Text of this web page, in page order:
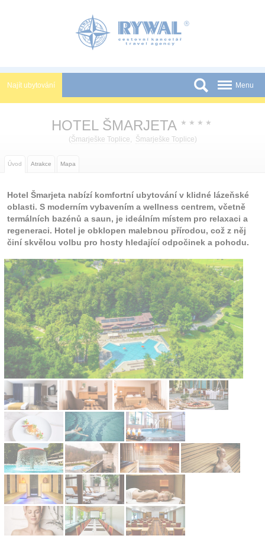
Najít ubytování
Slevy a Last Minute
Partneři
Tištěné katalogy
Kontakt
Menu
HOTEL ŠMARJETA ★ ★ ★ ★
(Šmarješke Toplice, Šmarješke Toplice)
Úvod Atrakce Mapa
Hotel Šmarjeta nabízí komfortní ubytování v klidné lázeňské
oblasti. S moderním vybavením a wellness centrem, včetně
termálních bazénů a saun, je ideálním místem pro relaxaci a
regeneraci. Hotel je obklopen malebnou přírodou, což z něj
činí skvělou volbu pro hosty hledající odpočinek a pohodu.